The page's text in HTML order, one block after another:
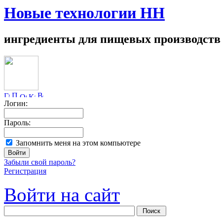
Новые технологии НН
ингредиенты для пищевых производств
Логин:
Пароль:
Запомнить меня на этом компьютере
Забыли свой пароль?
Регистрация
Войти на сайт